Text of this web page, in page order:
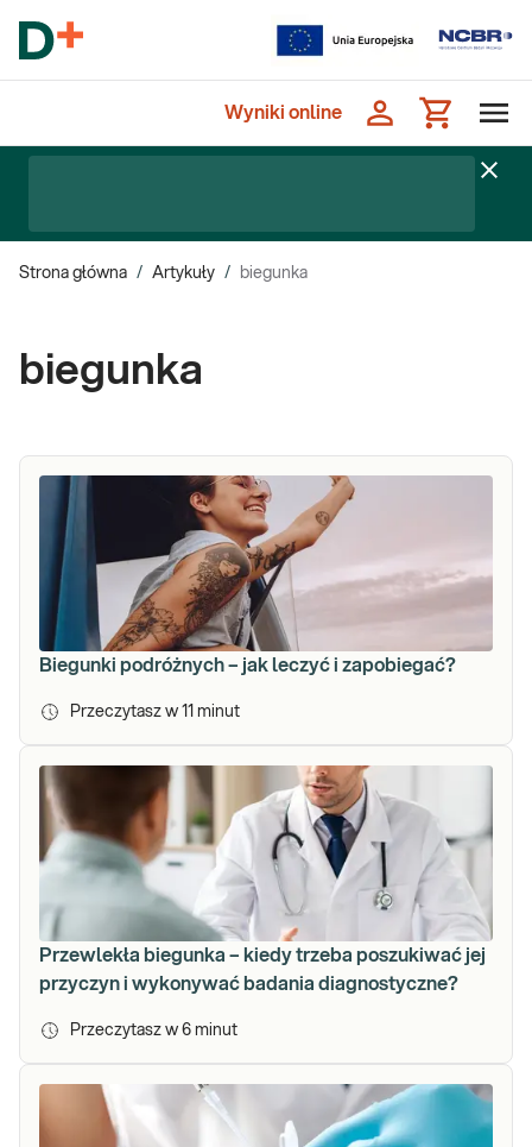
Wyniki online
Strona główna / Artykuły / biegunka
biegunka
Biegunki podróżnych – jak leczyć i zapobiegać?
Przeczytasz w 11 minut
Przewlekła biegunka – kiedy trzeba poszukiwać jej
przyczyn i wykonywać badania diagnostyczne?
Przeczytasz w 6 minut